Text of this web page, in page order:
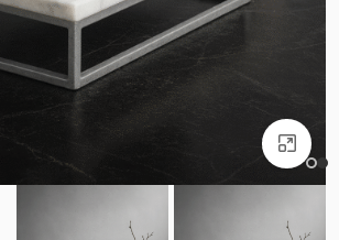
بزرگنمایی تصویر